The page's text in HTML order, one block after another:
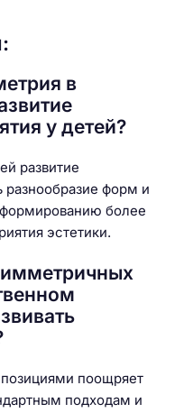
в
у детей?
развитие
разнообразие форм и
более
эстетики.
поощряет
подходам и